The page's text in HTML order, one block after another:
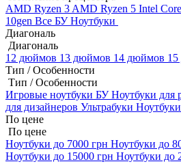
AMD Ryzen 3 AMD Ryzen 5 Intel
10gen Все БУ Ноутбуки
Диагональ
Диагональ
12 дюймов 13 дюймов 14 дюймов
Тип / Особенности
Тип / Особенности
Игровые ноутбуки БУНоутбуки для
для дизайнеров Ультрабуки
По цене
По цене
Ноутбуки до 7000 грн Ноутбуки до
Ноутбуки до 15000 грн Ноутбуки до